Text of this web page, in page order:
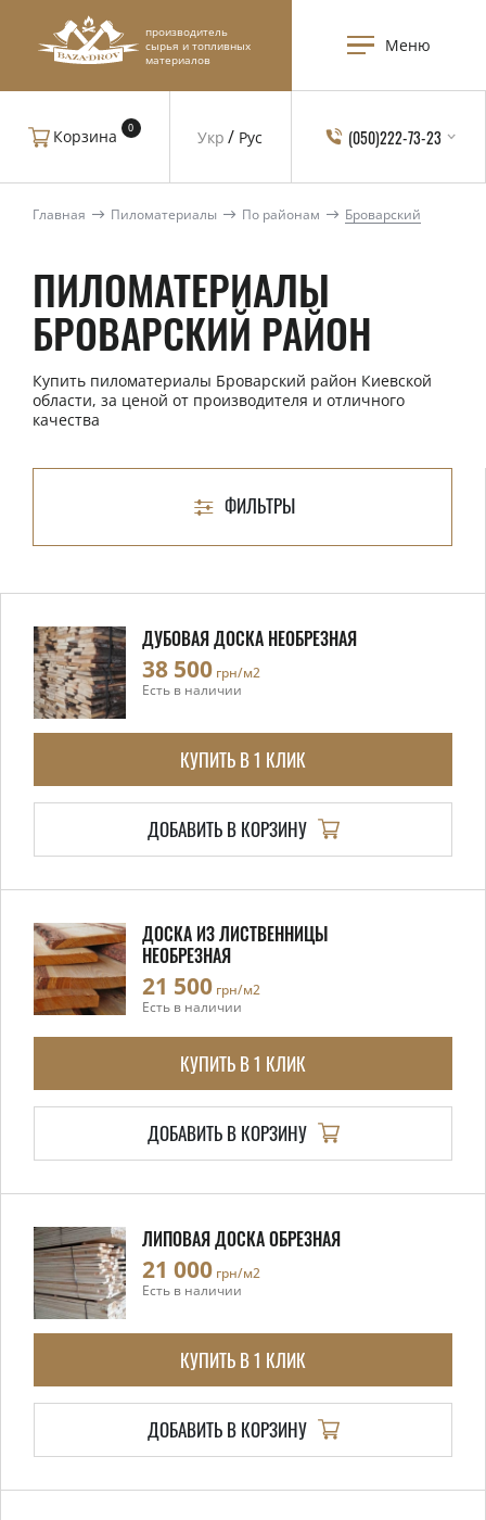
производитель
сырья и топливных
материалов
Меню
Укр Рус
Корзина 0 (050)222-73-23
Главная Пиломатериалы По районам Броварский
ПИЛОМАТЕРИАЛЫ
БРОВАРСКИЙ РАЙОН
Купить пиломатериалы Броварский район Киевской
области, за ценой от производителя и отличного
качества
ФИЛЬТРЫ
ДУБОВАЯ ДОСКА НЕОБРЕЗНАЯ
38 500 грн/м2
Есть в наличии
КУПИТЬ В 1 КЛИК
ДОБАВИТЬ В КОРЗИНУ
ДОСКА ИЗ ЛИСТВЕННИЦЫ
НЕОБРЕЗНАЯ
21 500 грн/м2
Есть в наличии
КУПИТЬ В 1 КЛИК
ДОБАВИТЬ В КОРЗИНУ
ЛИПОВАЯ ДОСКА ОБРЕЗНАЯ
21 000 грн/м2
Есть в наличии
КУПИТЬ В 1 КЛИК
ДОБАВИТЬ В КОРЗИНУ